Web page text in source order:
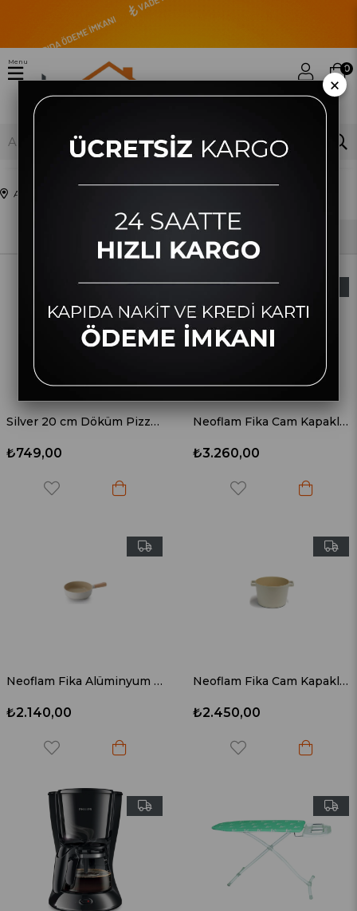
0
Menu
Anasayfa
Silver 20 cm Döküm Pizza Krep Pankek Tava
₺749,00
Neoflam Fika Cam Kapaklı Alüminyum Derin Döküm Tencere 26 cm
₺3.260,00
Neoflam Fika Alüminyum Döküm Wok Tava 26 cm
₺2.140,00
Neoflam Fika Cam Kapaklı Alüminyum Derin Döküm Tencere 22 cm
₺2.450,00
×